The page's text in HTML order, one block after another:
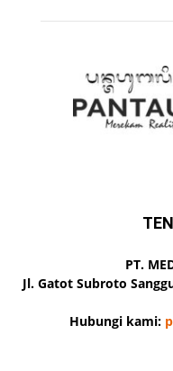
PT.
Jl. Gatot Subroto
Hubungi kami: